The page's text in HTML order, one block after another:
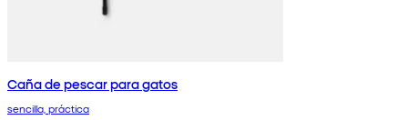
Caña de pescar para gatos
sencilla, práctica